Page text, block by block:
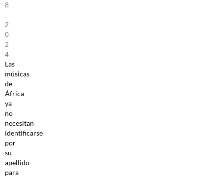
8
2
0
2
4
Las
músicas
de
África
ya
no
necesitan
identificarse
por
su
apellido
para